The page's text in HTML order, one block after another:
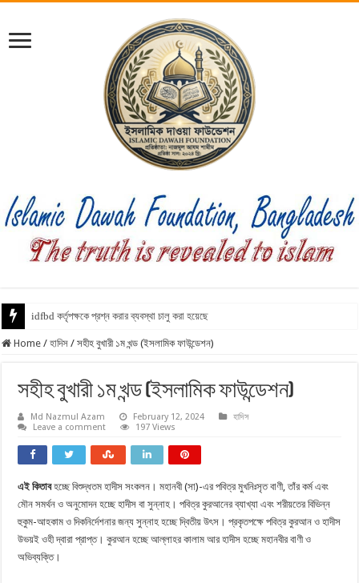
idfbd কর্তৃপক্ষকে প্রশ্ন করার ব্যবস্থা চালু করা হয়েছে
Home / হাদিস / সহীহ বুখারী ১ম খন্ড (ইসলামিক ফাউন্ডেশন)
সহীহ বুখারী ১ম খন্ড (ইসলামিক ফাউন্ডেশন)
Md Nazmul Azam February 12, 2024
হাদিস
Leave a comment
197 Views
এই কিতাবহচ্ছে বিশুদ্ধতম হাদীস সংকলন। মহানবী (সা)-এর পবিত্র মুখনিঃসৃত বাণী, তাঁর কর্ম এবং
মৌন সমর্থন ও অনুমােদন হচ্ছে হাদীস বা সুন্নাহ। পবিত্র কুরআনের ব্যাখ্যা এবং শরীয়তের বিভিন্ন
হুকুম-আহকাম ও দিকনির্দেশনার জন্য সুন্নাহ হচ্ছে দ্বিতীয় উৎস। প্রকৃতপক্ষে পবিত্র কুরআন ও হাদীস
উভয়ই ওহী দ্বারা প্রাপ্ত। কুরআন হচ্ছে আল্লাহর কালাম আর হাদীস হচ্ছে মহানবীর বাণী ও
অভিব্যক্তি।